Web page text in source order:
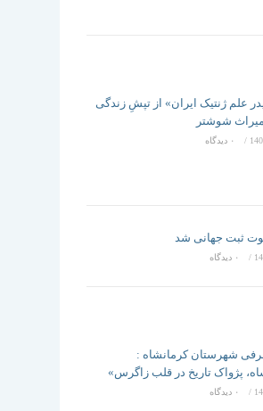
علم ژنتیک ایران» از تپشِ زندگی
شوشتر
/ ۰ دیدگاه
ثبت جهانی شد
/ ۰ دیدگاه
شهرستان کرمانشاه :
پژواک تاریخ در قلب زاگرس»
/ ۰ دیدگاه